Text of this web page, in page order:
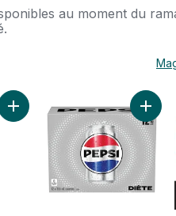
au moment du
Cannettes au panier
Ajouter Cola au panier